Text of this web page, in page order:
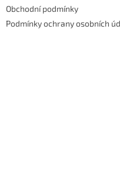
Obchodní podmínky
Podmínky ochrany osobních